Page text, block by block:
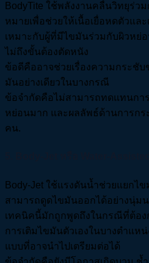
BodyTite ใช้พลังงานคลื่นวิทยุร่ว
หมายเพื่อช่วยให้เนื้อเยื่อหดตัวแล
เหมาะกับผู้ที่มีไขมันร่วมกับผิวหย่
ไม่ถึงขั้นต้องตัดหนัง
ข้อดีคืออาจช่วยเรื่องความกระชับ
มันอย่างเดียวในบางกรณี
ข้อจำกัดคือไม่สามารถทดแทนกา
หย่อนมาก และผลลัพธ์ด้านการกร
คน.
Body-Jet ใช้แรงดันน้ำช่วยแยกไ
สามารถดูดไขมันออกได้อย่างนุ่ม
เทคนิคนี้มักถูกพูดถึงในกรณีที่ต้อง
การเติมไขมันตัวเองในบางตำแห
แบบที่อาจนำไปเตรียมต่อได้